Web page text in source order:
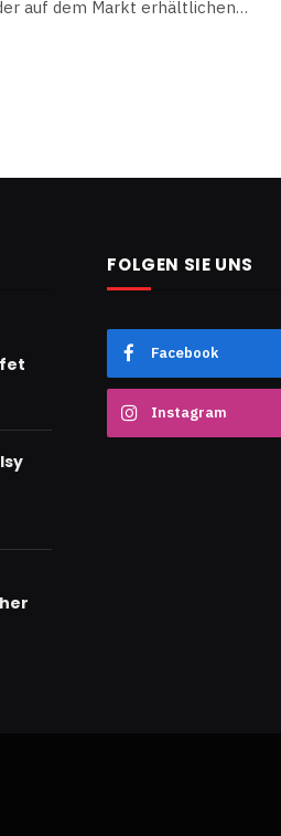
auf dem Markt erhältlichen…
FOLGEN SIE UNS
Facebook
Instagram